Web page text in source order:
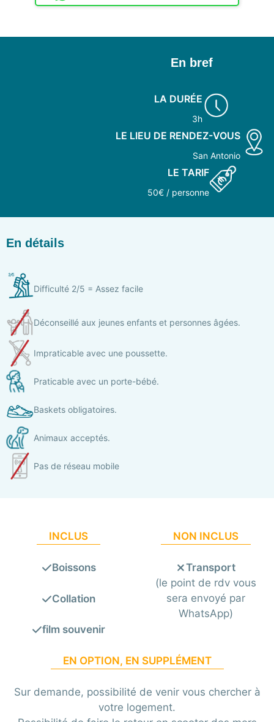
En bref
LA DURÉE
3h
LE LIEU DE RENDEZ-VOUS
San Antonio
LE TARIF
50€ / personne
En détails
Difficulté 2/5 = Assez facile
Déconseillé aux jeunes enfants et personnes âgées.
Impraticable avec une poussette.
Praticable avec un porte-bébé.
Baskets obligatoires.
Animaux acceptés.
Pas de réseau mobile
INCLUS
Boissons
Collation
film souvenir
NON INCLUS
Transport
(le point de rdv vous
sera envoyé par
WhatsApp)
EN OPTION, EN SUPPLÉMENT
Sur demande, possibilité de venir vous chercher à
votre logement.